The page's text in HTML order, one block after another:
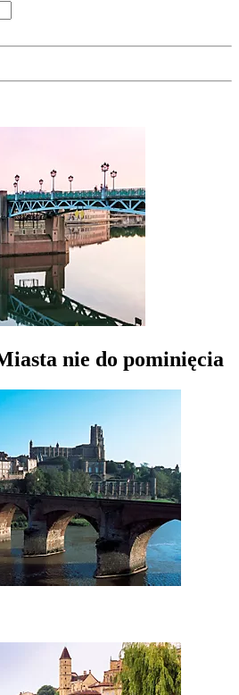
nie do pominięcia